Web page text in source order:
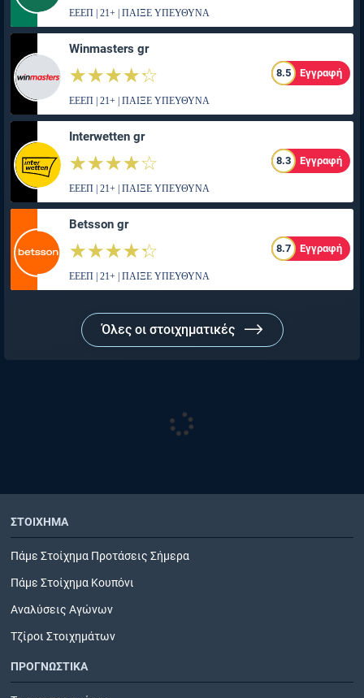
ΕΕΕΠ | 21+ | ΠΑΙΞΕ ΥΠΕΥΘΥΝΑ
Winmasters gr
☆☆☆☆☆
★★★★★ 8.5 Εγγραφή
ΕΕΕΠ | 21+ | ΠΑΙΞΕ ΥΠΕΥΘΥΝΑ
Interwetten gr
☆☆☆☆☆
★★★★★ 8.3 Εγγραφή
ΕΕΕΠ | 21+ | ΠΑΙΞΕ ΥΠΕΥΘΥΝΑ
Betsson gr
☆☆☆☆☆
★★★★★ 8.7 Εγγραφή
ΕΕΕΠ | 21+ | ΠΑΙΞΕ ΥΠΕΥΘΥΝΑ
Όλες οι στοιχηματικές
ΣΤΟΙΧΗΜΑ
Πάμε Στοίχημα Προτάσεις Σήμερα
Πάμε Στοίχημα Κουπόνι
Αναλύσεις Αγώνων
Τζίροι Στοιχημάτων
ΠΡΟΓΝΩΣΤΙΚΑ